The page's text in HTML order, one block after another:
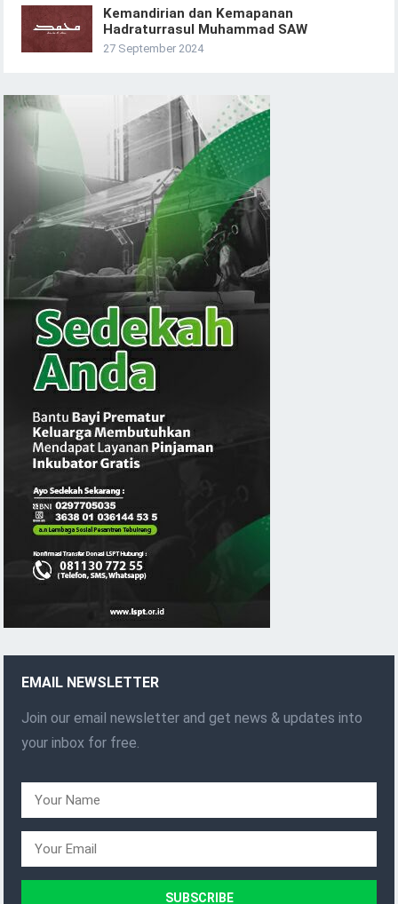
Kemandirian dan Kemapanan
Hadraturrasul Muhammad SAW
27 September 2024
EMAIL NEWSLETTER
Join our email newsletter and get news & updates into
your inbox for free.